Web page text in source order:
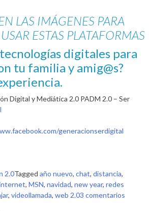
LAS IMÁGENES PARA
ESTAS PLATAFORMAS
digitales para
tu familia y amig@s?
Digital y Mediática 2.0 PADM 2.0 – Ser
generacionserdigital
2.0Tagged año nuevo, chat, distancia,
, MSN, navidad, new year, redes
, videollamada, web 2.03 comentarios